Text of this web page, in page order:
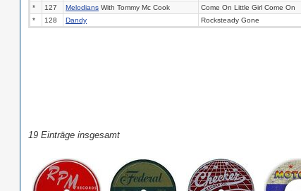
*
127 Melodians With Tommy Mc Cook Come On Little Girl Come On
*
128 Dandy Rocksteady Gone
19 Einträge insgesamt